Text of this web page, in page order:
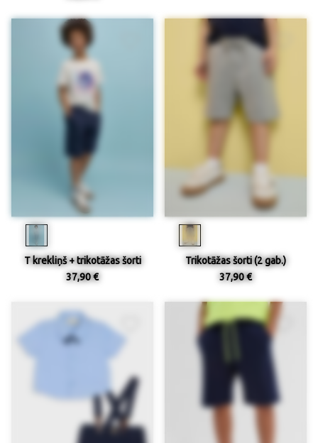
T krekliņš + trikotāžas šorti
37,90 €
Trikotāžas šorti (2 gab.)
37,90 €